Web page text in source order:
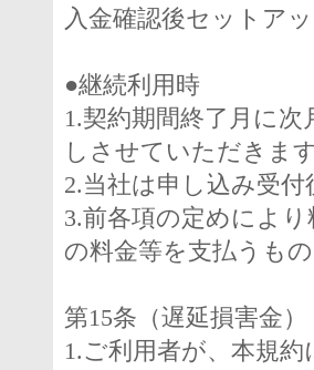
入金確認後セットア
●継続利用時
1.契約期間終了月に
しさせていただきま
2.当社は申し込み受
3.前各項の定めによ
の料金等を支払うも
第15条（遅延損害金）
1.ご利用者が、本規